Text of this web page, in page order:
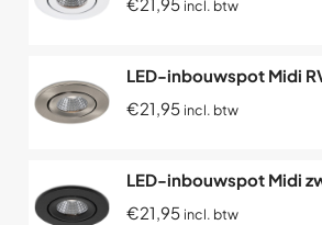
incl. btw
LED-inbouwspot Midi
€21,95 incl. btw
LED-inbouwspot Midi
€21,95 incl. btw